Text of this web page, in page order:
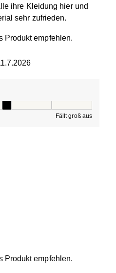
ihre Kleidung hier und
sehr zufrieden.
Produkt empfehlen.
Fällt groß aus
Produkt empfehlen.